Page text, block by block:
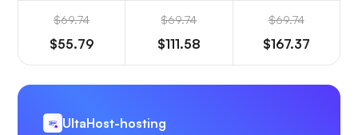
$69.74
$55.79
$69.74
$111.58
$69.74
$167.37
UltaHost-hosting